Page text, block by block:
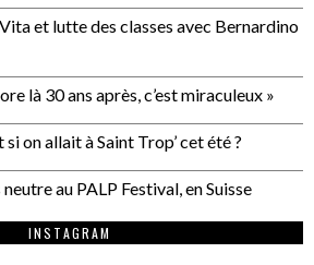
et lutte des classes avec Bernardino
là 30 ans après, c’est miraculeux »
on allait à Saint Trop’ cet été ?
au PALP Festival, en Suisse
INSTAGRAM